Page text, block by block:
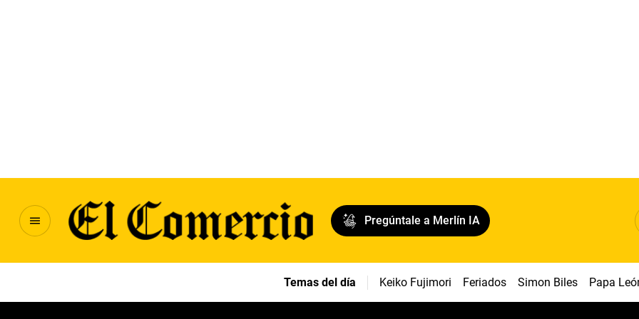
Pregúntale a Merlín IA
Temas del día Keiko Fujimori Feriados Simon Biles Papa